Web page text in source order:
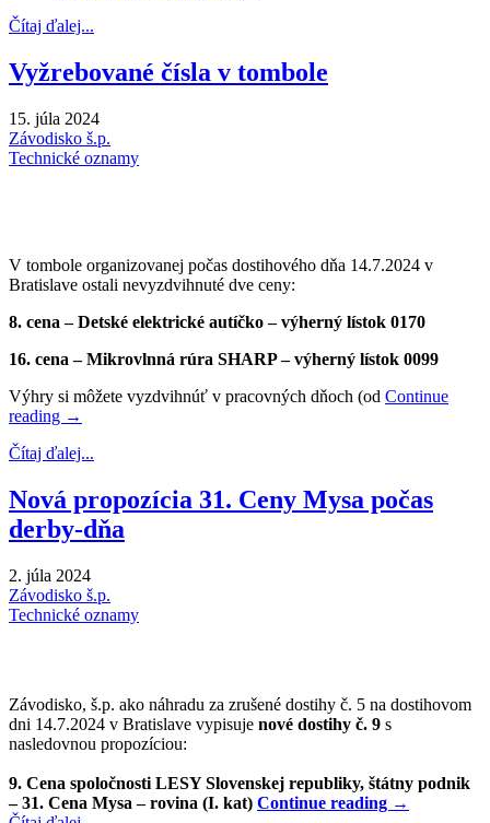
Čítaj ďalej...
Vyžrebované čísla v tombole
15. júla 2024
Závodisko š.p.
Technické oznamy
V tombole organizovanej počas dostihového dňa 14.7.2024 v
Bratislave ostali nevyzdvihnuté dve ceny:
8. cena – Detské elektrické autíčko – výherný lístok 0170
16. cena – Mikrovlnná rúra SHARP – výherný lístok 0099
Výhry si môžete vyzdvihnúť v pracovných dňoch (od Continue
reading →
Čítaj ďalej...
Nová propozícia 31. Ceny Mysa počas
derby-dňa
2. júla 2024
Závodisko š.p.
Technické oznamy
Závodisko, š.p. ako náhradu za zrušené dostihy č. 5 na dostihovom
dni 14.7.2024 v Bratislave vypisuje nové dostihy č. 9 s
nasledovnou propozíciou:
9. Cena spoločnosti LESY Slovenskej republiky, štátny podnik
– 31. Cena Mysa – rovina (I. kat) Continue reading →